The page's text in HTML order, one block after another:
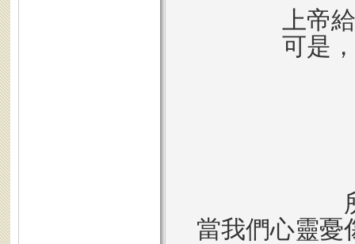
上帝
可是
當我們心靈憂